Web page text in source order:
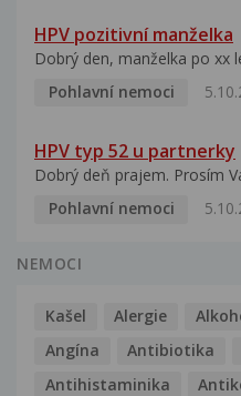
HPV pozitivní manželka
Dobrý den, manželka po xx
Pohlavní nemoci
HPV typ 52 u partnerky
Dobrý deň prajem. Prosím
Pohlavní nemoci
NEMOCI
Kašel Alergie
Angína
Antibiotika
Antihistaminika